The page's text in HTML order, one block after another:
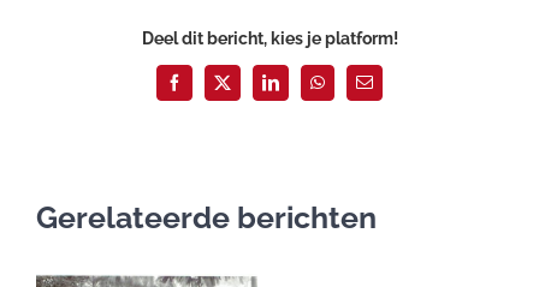
Deel dit bericht, kies je platform!
Facebook
X LinkedInWhatsApp
E-
Gerelateerde berichten